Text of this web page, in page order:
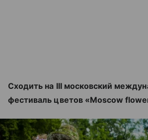
Сходить на III московский
фестиваль цветов «Moscow